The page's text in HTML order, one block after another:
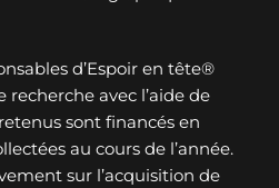
d’Espoir en tête®
avec l’aide de
sont financés en
au cours de l’année.
sur l’acquisition de